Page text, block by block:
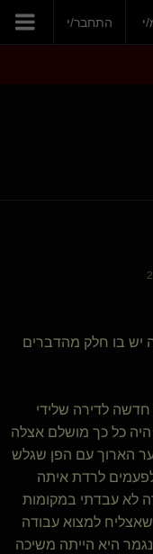
י התחבר/י
יש בו חלק מהדברים
לדירה שלידי
כל כך מושלם אצלה
הארוך עם הפן שגלש
לרדת איתה
לא עבדתי במקומות
שאצליח למצוא עבודה
היא הייתה משיכה